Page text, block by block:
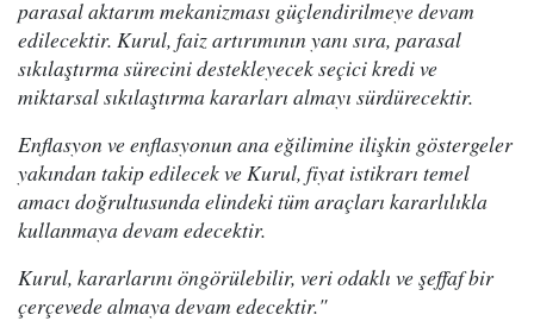
parasal aktarım mekanizması güçlendirilmeye devam
edilecektir. Kurul, faiz artırımının yanı sıra, parasal
sıkılaştırma sürecini destekleyecek seçici kredi ve
miktarsal sıkılaştırma kararları almayı sürdürecektir.
Enflasyon ve enflasyonun ana eğilimine ilişkin göstergeler
yakından takip edilecek ve Kurul, fiyat istikrarı temel
amacı doğrultusunda elindeki tüm araçları kararlılıkla
kullanmaya devam edecektir.
Kurul, kararlarını öngörülebilir, veri odaklı ve şeffaf bir
çerçevede almaya devam edecektir."